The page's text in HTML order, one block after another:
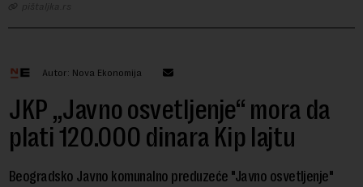
pištaljka.rs
Autor: Nova Ekonomija
JKP „Javno osvetljenje“ mora da
plati 120.000 dinara Kip lajtu
Beogradsko Javno komunalno preduzeće "Javno osvetljenje"